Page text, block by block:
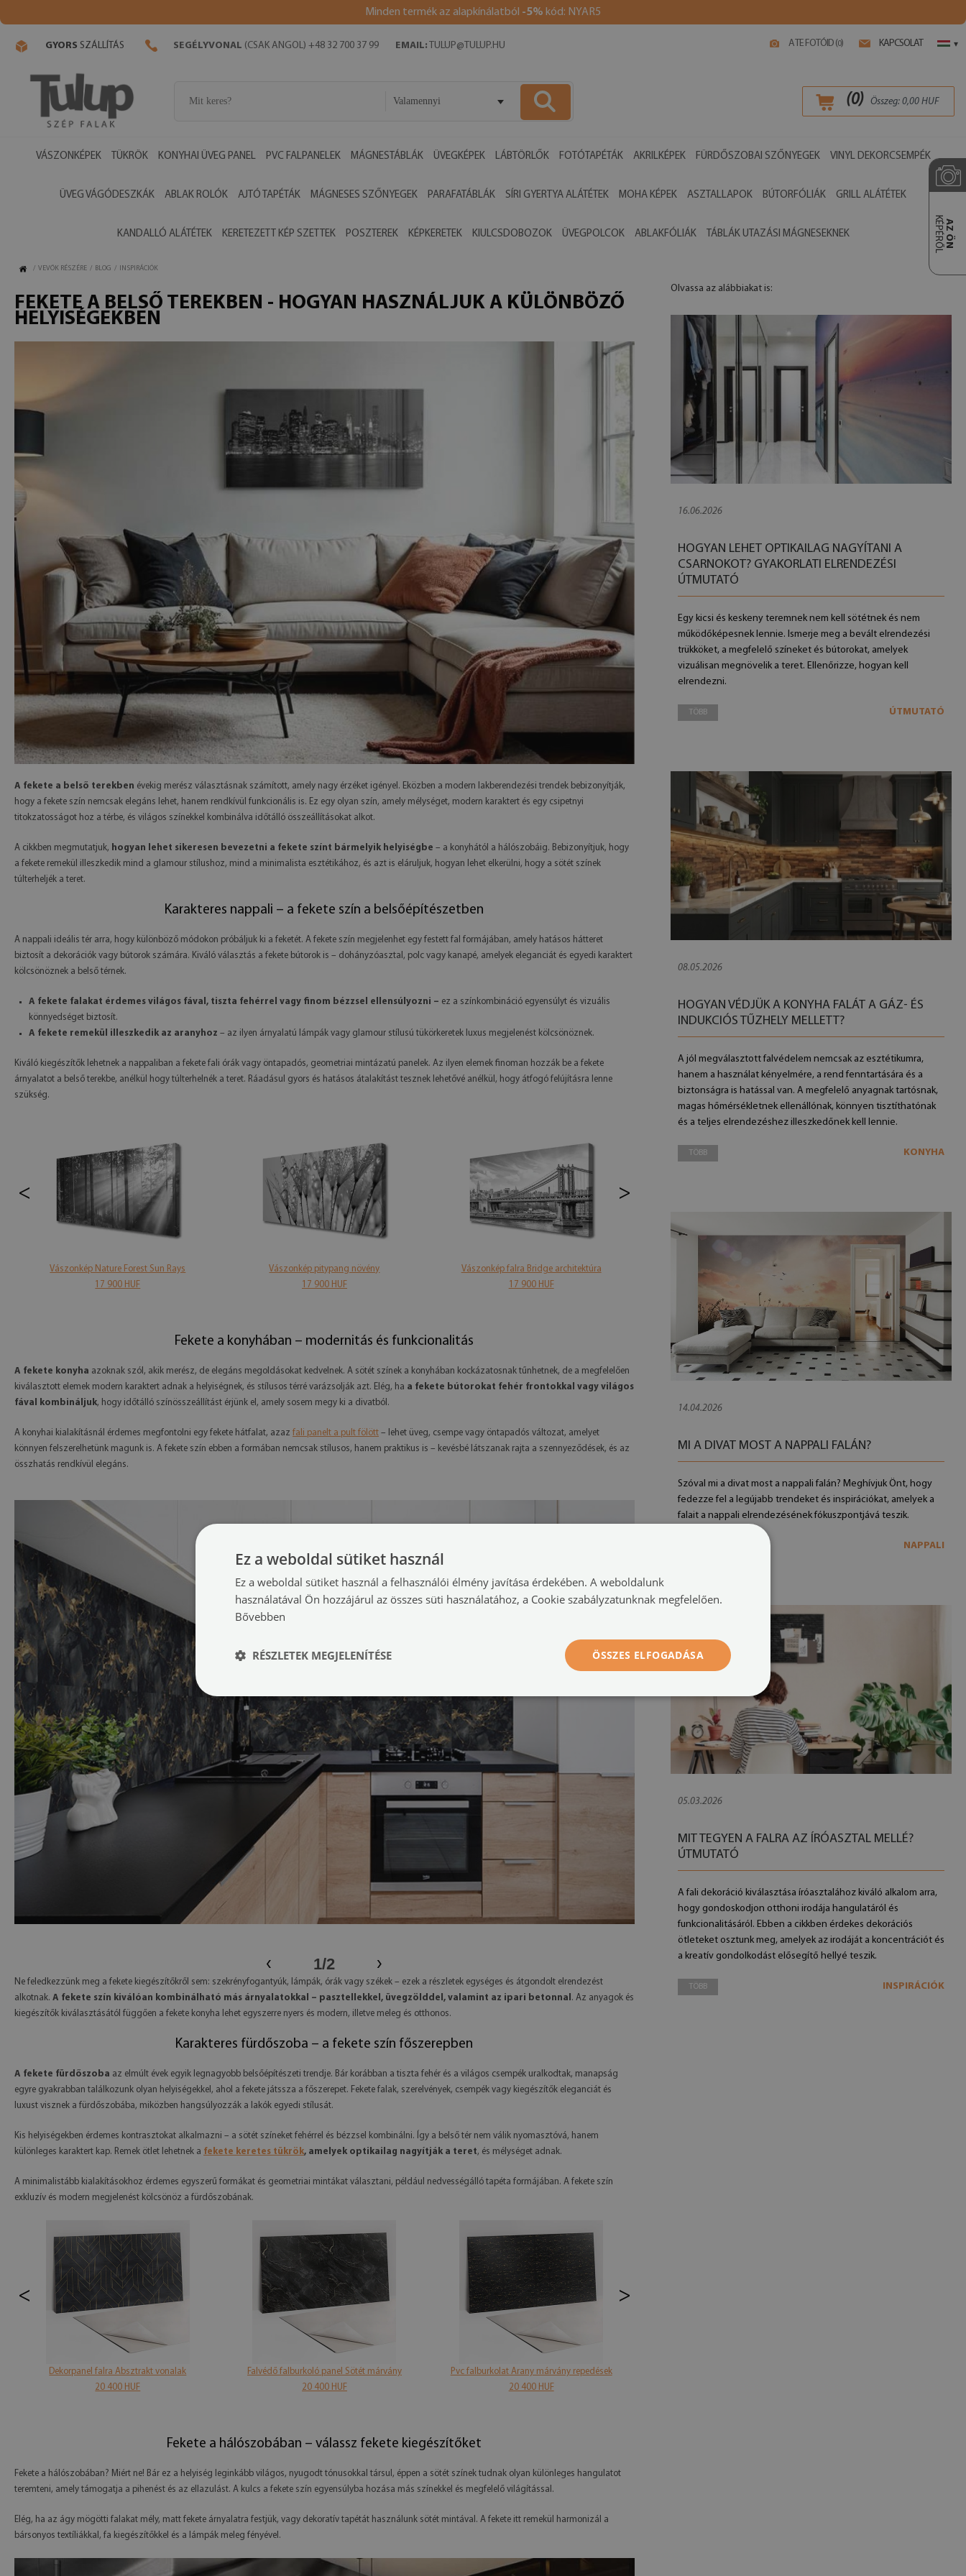
Minden termék az alapkínálatból -5% kód: NYAR5
A TE FOTÓID (0) KAPCSOLAT ▾
GYORS SZÁLLÍTÁS SEGÉLYVONAL (CSAK ANGOL) +48 32 700 37 99 EMAIL: TULUP@TULUP.HU
Valamennyi (0) Összeg: 0,00 HUF
VÁSZONKÉPEK TÜKRÖK KONYHAI ÜVEG PANEL PVC FALPANELEK MÁGNESTÁBLÁK ÜVEGKÉPEK LÁBTÖRLŐK FOTÓTAPÉTÁK AKRILKÉPEK FÜRDŐSZOBAI SZŐNYEGEK VINYL DEKORCSEMPÉK
ÜVEG VÁGÓDESZKÁK ABLAK ROLÓK AJTÓ TAPÉTÁK MÁGNESES SZŐNYEGEK PARAFATÁBLÁK SÍRI GYERTYA ALÁTÉTEK MOHA KÉPEK ASZTALLAPOK BÚTORFÓLIÁK GRILL ALÁTÉTEK
KANDALLÓ ALÁTÉTEK KERETEZETT KÉP SZETTEK POSZTEREK KÉPKERETEK KIULCSDOBOZOK ÜVEGPOLCOK ABLAKFÓLIÁK TÁBLÁK UTAZÁSI MÁGNESEKNEK AZ ÖN
KÉPÉRŐL
/ VEVŐK RÉSZÉRE / BLOG / INSPIRÁCIÓK
FEKETE A BELSŐ TEREKBEN - HOGYAN HASZNÁLJUK A KÜLÖNBÖZŐ
HELYISÉGEKBEN
A fekete a belső terekben évekig merész választásnak számított, amely nagy érzéket igényel. Eközben a modern lakberendezési trendek bebizonyítják,
hogy a fekete szín nemcsak elegáns lehet, hanem rendkívül funkcionális is. Ez egy olyan szín, amely mélységet, modern karaktert és egy csipetnyi
titokzatosságot hoz a térbe, és világos színekkel kombinálva időtálló összeállításokat alkot.
A cikkben megmutatjuk, hogyan lehet sikeresen bevezetni a fekete színt bármelyik helyiségbe – a konyhától a hálószobáig. Bebizonyítjuk, hogy
a fekete remekül illeszkedik mind a glamour stílushoz, mind a minimalista esztétikához, és azt is eláruljuk, hogyan lehet elkerülni, hogy a sötét színek
túlterheljék a teret.
Karakteres nappali – a fekete szín a belsőépítészetben
A nappali ideális tér arra, hogy különböző módokon próbáljuk ki a feketét. A fekete szín megjelenhet egy festett fal formájában, amely hatásos hátteret
biztosít a dekorációk vagy bútorok számára. Kiváló választás a fekete bútorok is – dohányzóasztal, polc vagy kanapé, amelyek eleganciát és egyedi karaktert
kölcsönöznek a belső térnek.
A fekete falakat érdemes világos fával, tiszta fehérrel vagy finom bézzsel ellensúlyozni – ez a színkombináció egyensúlyt és vizuális
könnyedséget biztosít.
A fekete remekül illeszkedik az aranyhoz – az ilyen árnyalatú lámpák vagy glamour stílusú tükörkeretek luxus megjelenést kölcsönöznek.
Kiváló kiegészítők lehetnek a nappaliban a fekete fali órák vagy öntapadós, geometriai mintázatú panelek. Az ilyen elemek finoman hozzák be a fekete
árnyalatot a belső terekbe, anélkül hogy túlterhelnék a teret. Ráadásul gyors és hatásos átalakítást tesznek lehetővé anélkül, hogy átfogó felújításra lenne
szükség.
Vászonkép Nature Forest Sun Rays
17 900 HUF
Vászonkép pitypang növény
17 900 HUF
Vászonkép falra Bridge architektúra
17 900 HUF
Canvas kép Építészet Kerékpár Bridge
Vászonfotó Eiffel-
17 900
< >
Fekete a konyhában – modernitás és funkcionalitás
A fekete konyha azoknak szól, akik merész, de elegáns megoldásokat kedvelnek. A sötét színek a konyhában kockázatosnak tűnhetnek, de a megfelelően
kiválasztott elemek modern karaktert adnak a helyiségnek, és stílusos térré varázsolják azt. Elég, ha a fekete bútorokat fehér frontokkal vagy világos
fával kombináljuk, hogy időtálló színösszeállítást érjünk el, amely sosem megy ki a divatból.
A konyhai kialakításnál érdemes megfontolni egy fekete hátfalat, azaz fali panelt a pult fölött – lehet üveg, csempe vagy öntapadós változat, amelyet
könnyen felszerelhetünk magunk is. A fekete szín ebben a formában nemcsak stílusos, hanem praktikus is – kevésbé látszanak rajta a szennyeződések, és az
összhatás rendkívül elegáns.
‹ 1/2 ›
Ne feledkezzünk meg a fekete kiegészítőkről sem: szekrényfogantyúk, lámpák, órák vagy székek – ezek a részletek egységes és átgondolt elrendezést
alkotnak. A fekete szín kiválóan kombinálható más árnyalatokkal – pasztellekkel, üvegzölddel, valamint az ipari betonnal . Az anyagok és
kiegészítők kiválasztásától függően a fekete konyha lehet egyszerre nyers és modern, illetve meleg és otthonos.
Karakteres fürdőszoba – a fekete szín főszerepben
A fekete fürdőszoba az elmúlt évek egyik legnagyobb belsőépítészeti trendje. Bár korábban a tiszta fehér és a világos csempék uralkodtak, manapság
egyre gyakrabban találkozunk olyan helyiségekkel, ahol a fekete játssza a főszerepet. Fekete falak, szerelvények, csempék vagy kiegészítők eleganciát és
luxust visznek a fürdőszobába, miközben hangsúlyozzák a lakók egyedi stílusát.
Kis helyiségekben érdemes kontrasztokat alkalmazni – a sötét színeket fehérrel és bézzsel kombinálni. Így a belső tér nem válik nyomasztóvá, hanem
különleges karaktert kap. Remek ötlet lehetnek a fekete keretes tükrök, amelyek optikailag nagyítják a teret, és mélységet adnak.
A minimalistább kialakításokhoz érdemes egyszerű formákat és geometriai mintákat választani, például nedvességálló tapéta formájában. A fekete szín
exkluzív és modern megjelenést kölcsönöz a fürdőszobának.
Dekorpanel falra Absztrakt vonalak
20 400 HUF
Falvédő falburkoló panel Sötét márvány
20 400 HUF
Pvc falburkolat Arany márvány repedések
20 400 HUF
< >
Fekete a hálószobában – válassz fekete kiegészítőket
Fekete a hálószobában? Miért ne! Bár ez a helyiség leginkább világos, nyugodt tónusokkal társul, éppen a sötét színek tudnak olyan különleges hangulatot
teremteni, amely támogatja a pihenést és az ellazulást. A kulcs a fekete szín egyensúlyba hozása más színekkel és megfelelő világítással.
Elég, ha az ágy mögötti falakat mély, matt fekete árnyalatra festjük, vagy dekoratív tapétát használunk sötét mintával. A fekete itt remekül harmonizál a
bársonyos textíliákkal, fa kiegészítőkkel és a lámpák meleg fényével.
Olvassa az alábbiakat is:
16.06.2026
HOGYAN LEHET OPTIKAILAG NAGYÍTANI A
CSARNOKOT? GYAKORLATI ELRENDEZÉSI
ÚTMUTATÓ
Egy kicsi és keskeny teremnek nem kell sötétnek és nem
működőképesnek lennie. Ismerje meg a bevált elrendezési
trükköket, a megfelelő színeket és bútorokat, amelyek
vizuálisan megnövelik a teret. Ellenőrizze, hogyan kell
elrendezni.
TÖBB ÚTMUTATÓ
08.05.2026
HOGYAN VÉDJÜK A KONYHA FALÁT A GÁZ- ÉS
INDUKCIÓS TŰZHELY MELLETT?
A jól megválasztott falvédelem nemcsak az esztétikumra,
hanem a használat kényelmére, a rend fenntartására és a
biztonságra is hatással van. A megfelelő anyagnak tartósnak,
magas hőmérsékletnek ellenállónak, könnyen tisztíthatónak
és a teljes elrendezéshez illeszkedőnek kell lennie.
TÖBB KONYHA
14.04.2026
MI A DIVAT MOST A NAPPALI FALÁN?
Szóval mi a divat most a nappali falán? Meghívjuk Önt, hogy
fedezze fel a legújabb trendeket és inspirációkat, amelyek a
falait a nappali elrendezésének fókuszpontjává teszik.
NAPPALI
05.03.2026
MIT TEGYEN A FALRA AZ ÍRÓASZTAL MELLÉ?
ÚTMUTATÓ
A fali dekoráció kiválasztása íróasztalához kiváló alkalom arra,
hogy gondoskodjon otthoni irodája hangulatáról és
funkcionalitásáról. Ebben a cikkben érdekes dekorációs
ötleteket osztunk meg, amelyek az irodáját a koncentrációt és
a kreatív gondolkodást elősegítő hellyé teszik.
TÖBB INSPIRÁCIÓK
Ez a weboldal sütiket használ
Ez a weboldal sütiket használ a felhasználói élmény javítása érdekében. A weboldalunk
használatával Ön hozzájárul az összes süti használatához, a Cookie szabályzatunknak megfelelően.
Bővebben
ÖSSZES ELFOGADÁSA
RÉSZLETEK MEGJELENÍTÉSE